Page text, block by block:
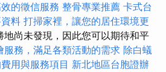
的徵信服務 整骨專業推薦 卡式台
料 打掃家裡，讓您的居住環境更
地尚未發現，因此您可以期待和平
服務，滿足各類活動的需求 除白蟻
用與服務項目 新北地區台胞證辦